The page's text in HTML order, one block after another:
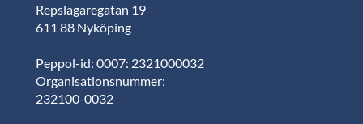
Repslagaregatan 19
611 88 Nyköping
Peppol-id: 0007: 2321000032
Organisationsnummer:
232100-0032